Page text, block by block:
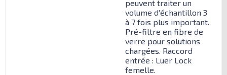
peuvent traiter un
volume d'échantillon 3
à 7 fois plus important.
Pré-filtre en fibre de
verre pour solutions
chargées. Raccord
entrée : Luer Lock
femelle.